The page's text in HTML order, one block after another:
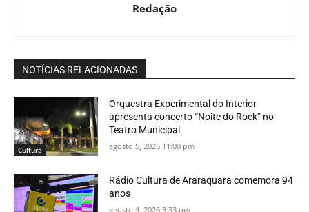
Redação
NOTÍCIAS RELACIONADAS
Cultura
Orquestra Experimental do Interior
apresenta concerto “Noite do Rock” no
Teatro Municipal
agosto 5, 2026 11:00 pm
Rádio Cultura de Araraquara comemora 94
anos
agosto 4, 2026 3:33 pm